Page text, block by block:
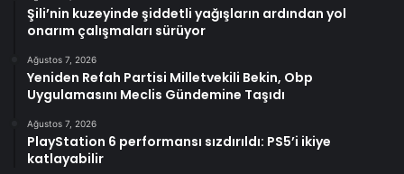
Şili’nin kuzeyinde şiddetli yağışların ardından yol
onarım çalışmaları sürüyor
Ağustos 7, 2026
Yeniden Refah Partisi Milletvekili Bekin, Obp
Uygulamasını Meclis Gündemine Taşıdı
Ağustos 7, 2026
PlayStation 6 performansı sızdırıldı: PS5’i ikiye
katlayabilir